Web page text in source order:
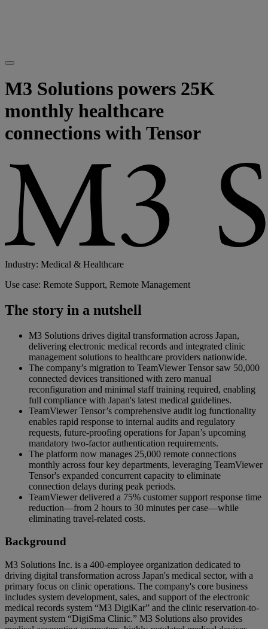
M3 Solutions powers 25K
monthly healthcare
connections with Tensor
Industry: Medical & Healthcare
Use case: Remote Support, Remote Management
The story in a nutshell
M3 Solutions drives digital transformation across Japan,
delivering electronic medical records and integrated clinic
management solutions to healthcare providers nationwide.
The company’s migration to TeamViewer Tensor saw 50,000
connected devices transitioned with zero manual
reconfiguration and minimal staff training required, enabling
full compliance with Japan's latest medical guidelines.
TeamViewer Tensor’s comprehensive audit log functionality
enables rapid response to internal audits and regulatory
requests, future-proofing operations for Japan’s upcoming
mandatory two-factor authentication requirements.
The platform now manages 25,000 remote connections
monthly across four key departments, leveraging TeamViewer
Tensor's expanded concurrent capacity to eliminate
connection delays during peak periods.
TeamViewer delivered a 75% customer support response time
reduction—from 2 hours to 30 minutes per case—while
eliminating travel-related costs.
Background
M3 Solutions Inc. is a 400-employee organization dedicated to
driving digital transformation across Japan's medical sector, with a
primary focus on clinic operations. The company's core business
includes system development, sales, and support of the electronic
medical records system “M3 DigiKar” and the clinic reservation-to-
payment system “DigiSma Clinic.” M3 Solutions also provides